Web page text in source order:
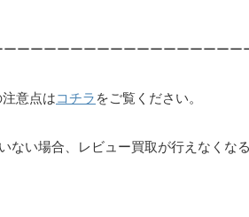
ーーーーーーーーーーーーーーーーー
意点はコチラ をご覧ください。
ない場合、レビュー買取が行えなくな